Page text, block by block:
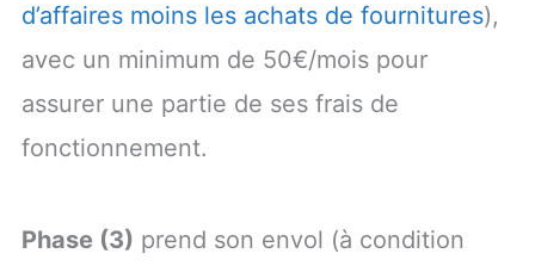
d’affaires moins les achats de fournitures),
avec un minimum de 50€/mois pour
assurer une partie de ses frais de
fonctionnement.
Phase (3) prend son envol (à condition